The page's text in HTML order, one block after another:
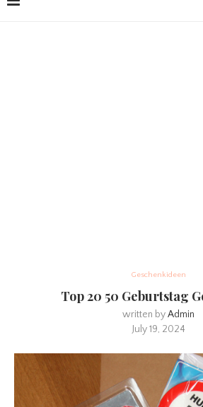
Geschenkideen
Top 20 50 Geburtstag
written byAdmin
July 19, 2024